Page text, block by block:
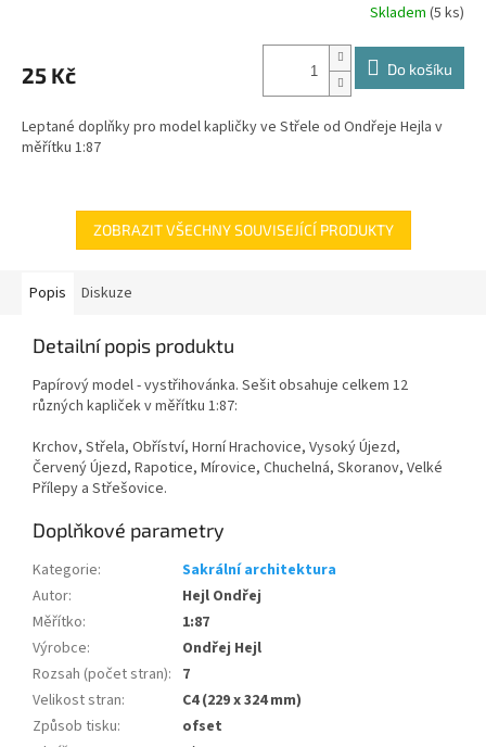
Skladem (5 ks)
25 Kč Do košíku
Leptané doplňky pro model kapličky ve Střele od Ondřeje Hejla v
měřítku 1:87
ZOBRAZIT VŠECHNY SOUVISEJÍCÍ PRODUKTY
Popis Diskuze
Detailní popis produktu
Papírový model - vystřihovánka. Sešit obsahuje celkem 12
různých kapliček v měřítku 1:87:
Krchov, Střela, Obříství, Horní Hrachovice, Vysoký Újezd,
Červený Újezd, Rapotice, Mírovice, Chuchelná, Skoranov, Velké
Přílepy a Střešovice.
Doplňkové parametry
Kategorie:
Sakrální architektura
Autor:
Hejl Ondřej
Měřítko:
1:87
Výrobce:
Ondřej Hejl
Rozsah (počet stran): 7
Velikost stran:
C4 (229 x 324 mm)
Způsob tisku:
ofset